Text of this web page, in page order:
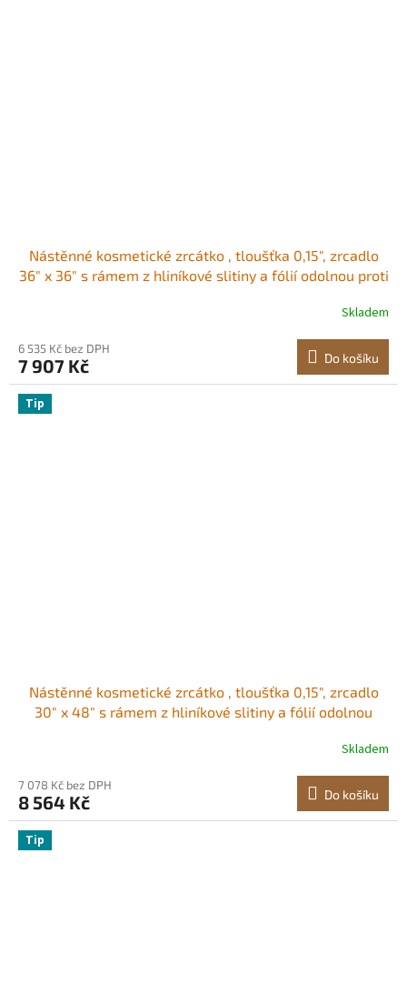
Nástěnné kosmetické zrcátko , tloušťka 0,15", zrcadlo
36" x 36" s rámem z hliníkové slitiny a fólií odolnou proti
tvaru Z, vhodné do koupelny/ložnice/obývacího pokoje
Skladem
6 535 Kč bez DPH
7 907 Kč Do košíku
Tip
Nástěnné kosmetické zrcátko , tloušťka 0,15", zrcadlo
30" x 48" s rámem z hliníkové slitiny a fólií odolnou
koupelny/ložnice/obývacího pokoje
Skladem
7 078 Kč bez DPH
8 564 Kč Do košíku
Tip